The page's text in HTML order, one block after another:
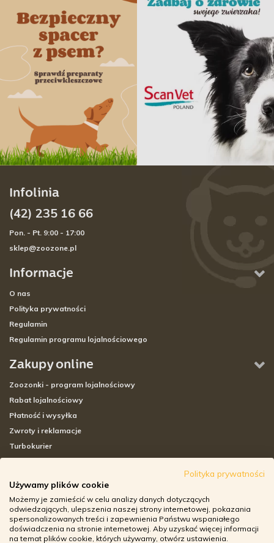
Informacje
O nas
Polityka prywatności
Regulamin
Regulamin programu lojalnościowego
Zakupy online
Zoozonki - program lojalnościowy
Rabat lojalnościowy
Płatność i wysyłka
Zwroty i reklamacje
Turbokurier
Adresy sklepów stacjonarnych
Godziny otwarcia sklepów
Aplikacja zoozone.pl
Zwroty i reklamacje
Infolinia
(42) 235 16 66
Pon. - Pt. 9:00 - 17:00
sklep@zoozone.pl
Polityka prywatności
Używamy plików cookie
Możemy je zamieścić w celu analizy danych dotyczących
odwiedzających, ulepszenia naszej strony internetowej, pokazania
spersonalizowanych treści i zapewnienia Państwu wspaniałego
doświadczenia na stronie internetowej. Aby uzyskać więcej informacji
na temat plików cookie, których używamy, otwórz ustawienia.